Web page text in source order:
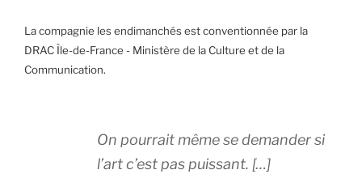
La compagnie les endimanchés est conventionnée par la
DRAC Île-de-France - Ministère de la Culture et de la
Communication.
On pourrait même se demander si
l’art c’est pas puissant. […]